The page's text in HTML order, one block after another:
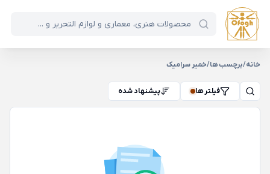
خانه/برچسب ها/خمیر سرامیک
فیلتر ها پیشنهاد شده